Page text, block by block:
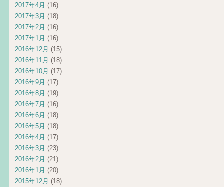
2017年4月 (16)
2017年3月 (18)
2017年2月 (16)
2017年1月 (16)
2016年12月 (15)
2016年11月 (18)
2016年10月 (17)
2016年9月 (17)
2016年8月 (19)
2016年7月 (16)
2016年6月 (18)
2016年5月 (18)
2016年4月 (17)
2016年3月 (23)
2016年2月 (21)
2016年1月 (20)
2015年12月 (18)